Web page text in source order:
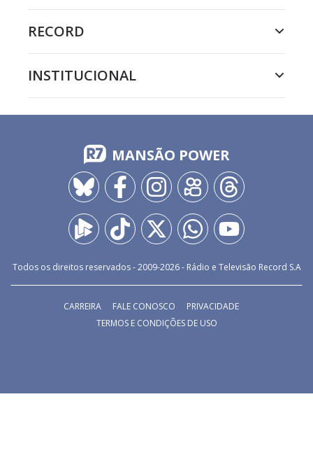
RECORD
INSTITUCIONAL
MANSÃO POWER
Todos os direitos reservados - 2009-2026- Rádio e Televisão Record S.A
CARREIRA FALE CONOSCO
PRIVACIDADE
TERMOS E CONDIÇÕES DE USO